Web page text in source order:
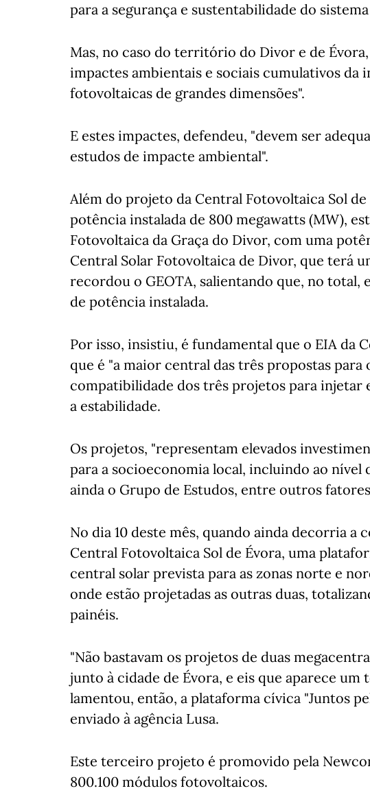
para a segurança e sustentabilidade do
Mas, no caso do território do Divor e de
impactes ambientais e sociais cumulativos da
fotovoltaicas de grandes dimensões".
E estes impactes, defendeu, "devem ser
estudos de impacte ambiental".
Além do projeto da Central Fotovoltaica Sol
potência instalada de 800 megawatts (MW),
Fotovoltaica da Graça do Divor, com uma
Central Solar Fotovoltaica de Divor, que terá
recordou o GEOTA, salientando que, no total,
de potência instalada.
Por isso, insistiu, é fundamental que o EIA da
que é "a maior central das três propostas
compatibilidade dos três projetos para injetar
a estabilidade.
Os projetos, "representam elevados
para a socioeconomia local, incluindo ao
ainda o Grupo de Estudos, entre outros
No dia 10 deste mês, quando ainda decorria a
Central Fotovoltaica Sol de Évora, uma
central solar prevista para as zonas norte e
onde estão projetadas as outras duas,
painéis.
"Não bastavam os projetos de duas
junto à cidade de Évora, e eis que aparece
lamentou, então, a plataforma cívica "Juntos
enviado à agência Lusa.
Este terceiro projeto é promovido pela
800.100 módulos fotovoltaicos.